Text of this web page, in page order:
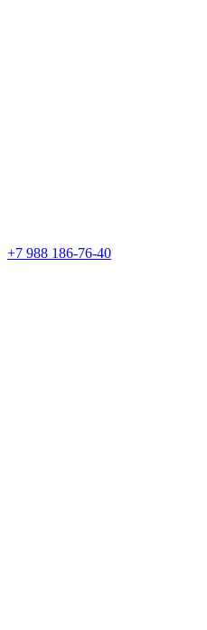
+7 988 186-76-40